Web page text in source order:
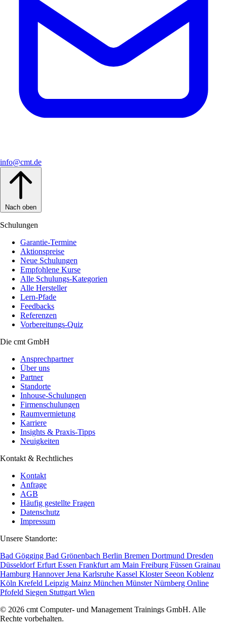
info@cmt.de
Nach oben
Schulungen
Garantie-Termine
Aktionspreise
Neue Schulungen
Empfohlene Kurse
Alle Schulungs-Kategorien
Alle Hersteller
Lern-Pfade
Feedbacks
Referenzen
Vorbereitungs-Quiz
Die cmt GmbH
Ansprechpartner
Über uns
Partner
Standorte
Inhouse-Schulungen
Firmenschulungen
Raumvermietung
Karriere
Insights & Praxis-Tipps
Neuigkeiten
Kontakt & Rechtliches
Kontakt
Anfrage
AGB
Häufig gestellte Fragen
Datenschutz
Impressum
Unsere Standorte:
Bad Gögging Bad Grönenbach Berlin Bremen Dortmund Dresden
DüsseldorfErfurt Essen Frankfurt am Main Freiburg Füssen Grainau
Hamburg HannoverJena Karlsruhe Kassel Kloster Seeon Koblenz
Köln Krefeld Leipzig Mainz München MünsterNürnberg Online
Pfofeld Siegen Stuttgart Wien
© 2026 cmt Computer- und Management Trainings GmbH. Alle
Rechte vorbehalten.